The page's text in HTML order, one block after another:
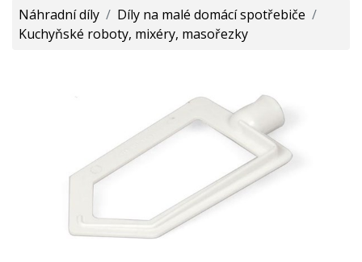
Náhradní díly / Díly na malé domácí spotřebiče /
Kuchyňské roboty, mixéry, masořezky